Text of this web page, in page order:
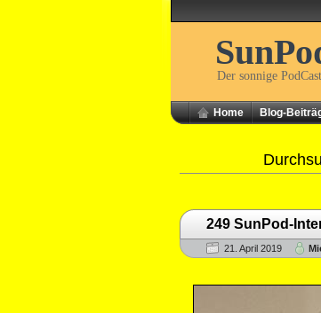
Der sonnige
Home Blog-
249 SunPod-
21. April 2019